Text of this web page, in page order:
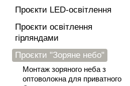
Проєкти LED-освітлення
Проєкти освітлення
гірляндами
Проєкти "Зоряне небо"
Монтаж зоряного неба з
оптоволокна для приватного